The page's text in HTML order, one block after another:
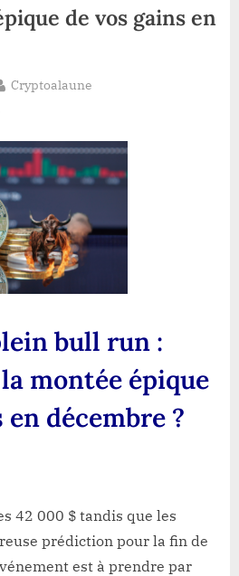
de vos gains en
By
Cryptoalaune
en
plein
bull
run
:
jusqu’où
ira
la
épique
vos
en
bull run :
montée épique
en décembre ?
42 000 $ tandis que les
prédiction pour la fin de
est à prendre par